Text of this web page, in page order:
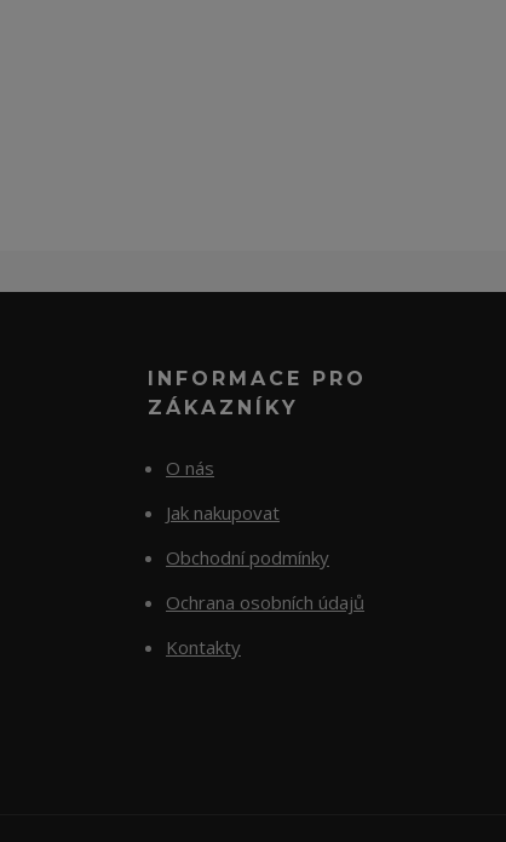
INFORMACE PRO
ZÁKAZNÍKY
O nás
Jak nakupovat
Obchodní podmínky
Ochrana osobních údajů
Kontakty